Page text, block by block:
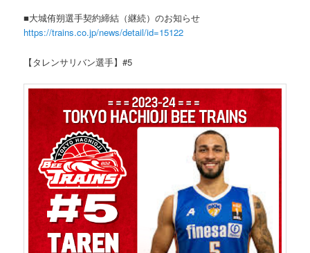
■大城侑朔選手契約締結（継続）のお知らせ
https://trains.co.jp/news/detail/id=15122
【タレンサリバン選手】#5